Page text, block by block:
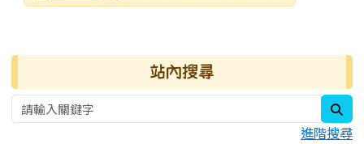
右邊區域內容 站內搜尋
進階搜尋